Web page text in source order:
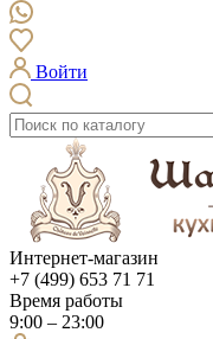
Войти
Интернет-магазин
+7 (499) 653 71 71
Время работы
9:00 – 23:00